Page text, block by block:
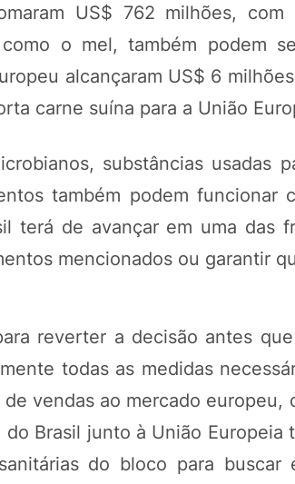
US$ 762 milhões,
o mel, também podem
alcançaram US$ 6
carne suína para a União
substâncias usadas
também podem funcionar
terá de avançar em uma das
mencionados ou garantir
reverter a decisão antes
todas as medidas
vendas ao mercado europeu,
Brasil junto à União Europeia
do bloco para buscar